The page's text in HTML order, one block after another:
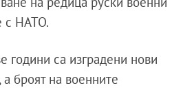
с НАТО.
години са изградени нови
броят на военните